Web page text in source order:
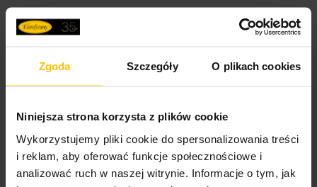
Zgoda Szczegóły O plikach cookies
Niniejsza strona korzysta z plików cookie
Wykorzystujemy pliki cookie do spersonalizowania treści
i reklam, aby oferować funkcje społecznościowe i
analizować ruch w naszej witrynie. Informacje o tym, jak